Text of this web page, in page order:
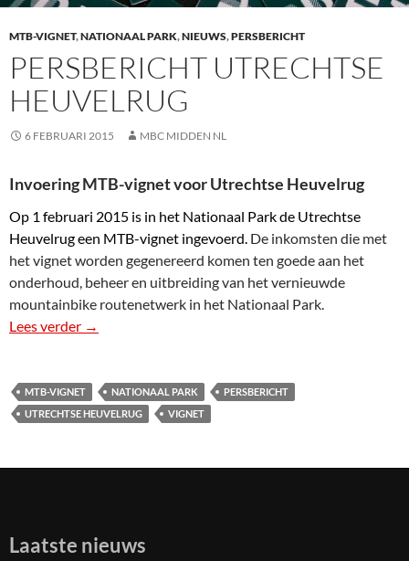
MTB-VIGNET,NATIONAAL PARK,NIEUWS,PERSBERICHT
PERSBERICHT UTRECHTSE
HEUVELRUG
6 FEBRUARI 2015 MBC MIDDEN NL
Invoering MTB-vignet voor Utrechtse Heuvelrug
Op 1 februari 2015 is in het Nationaal Park de Utrechtse
Heuvelrug een MTB-vignet ingevoerd. De inkomsten die met
het vignet worden gegenereerd komen ten goede aan het
onderhoud, beheer en uitbreiding van het vernieuwde
mountainbike routenetwerk in het Nationaal Park.
Lees verder Persbericht Utrechtse Heuvelrug
→
MTB-VIGNET NATIONAAL PARK
PERSBERICHT
UTRECHTSE HEUVELRUG
VIGNET
Laatste nieuws